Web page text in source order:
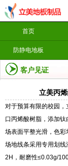
首页
防静电地板
客户见证
立美丙
对于预算有限的校园
口丙烯酸树脂，添加
场表面平整光滑，色彩
场地线条采用专用划
2H，耐磨性≤0.03g/